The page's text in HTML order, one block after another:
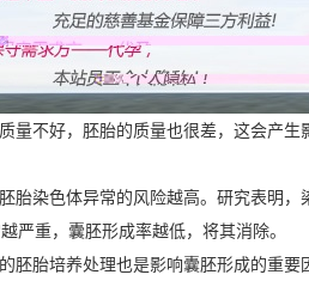
量不好，胚胎的质量也很差，这会产
胎染色体异常的风险越高。研究表明
严重，囊胚形成率越低，将其消除。
胚胎培养处理也是影响囊胚形成的重